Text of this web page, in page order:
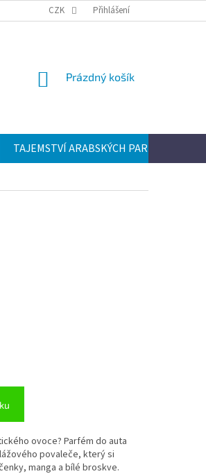
CZK Přihlášení
NÁKUPNÍ
Prázdný košík
TAJEMSTVÍ ARABSKÝCH PARFÉMŮ
ovoce? Parfém do auta
povaleče, který si
manga a bílé broskve.